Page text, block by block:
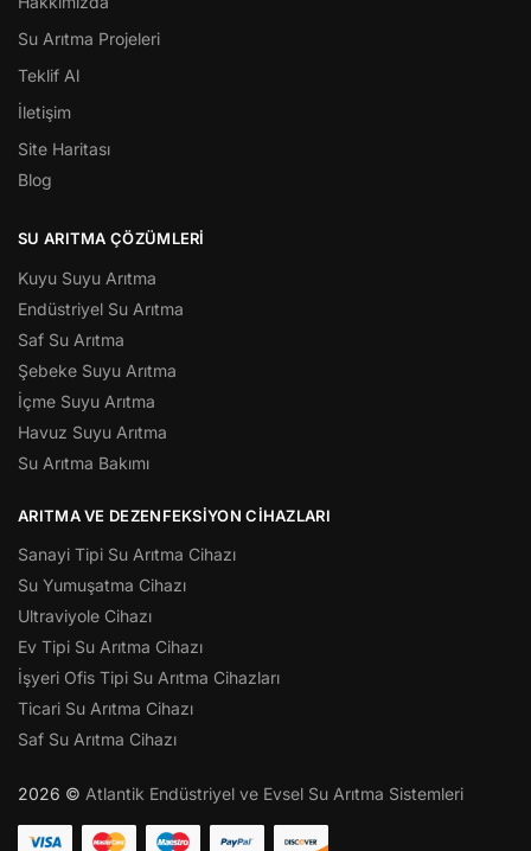
Su Arıtma Projeleri
Teklif Al
İletişim
Site Haritası
Blog
SU ARITMA ÇÖZÜMLERI
Kuyu Suyu Arıtma
Endüstriyel Su Arıtma
Saf Su Arıtma
Şebeke Suyu Arıtma
İçme Suyu Arıtma
Havuz Suyu Arıtma
Su Arıtma Bakımı
ARITMA VE DEZENFEKSIYON CIHAZLARI
Sanayi Tipi Su Arıtma Cihazı
Su Yumuşatma Cihazı
Ultraviyole Cihazı
Ev Tipi Su Arıtma Cihazı
İşyeri Ofis Tipi Su Arıtma Cihazları
Ticari Su Arıtma Cihazı
Saf Su Arıtma Cihazı
2026 © Atlantik Endüstriyel ve Evsel Su Arıtma Sistemleri